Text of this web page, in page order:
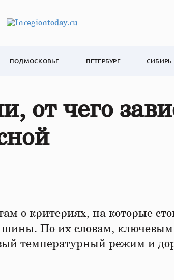
ПОДМОСКОВЬЕ ПЕТЕРБУРГ СИБИРЬ
от чего
о критериях, на которые
шины. По их словам,
температурный режим и